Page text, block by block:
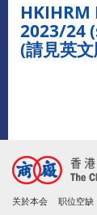
HKIHRM
2023/24
(請見英
关於本会 职位空缺